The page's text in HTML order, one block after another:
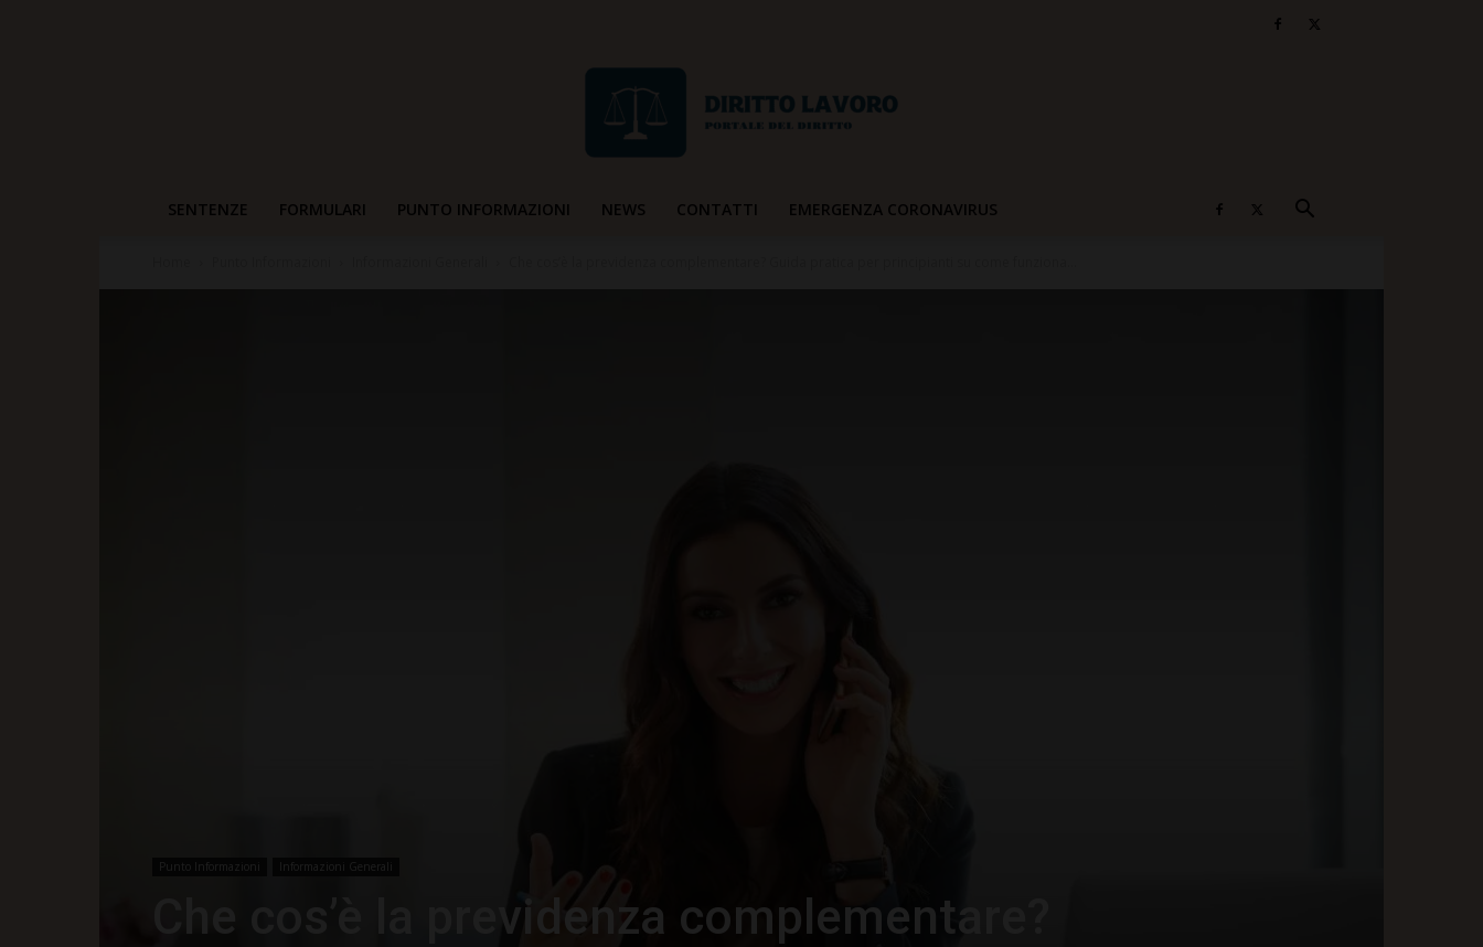
SENTENZE FORMULARI PUNTO INFORMAZIONI NEWS CONTATTI EMERGENZA CORONAVIRUS
Punto Informazioni Informazioni Generali
Che cos’è la previdenza complementare?